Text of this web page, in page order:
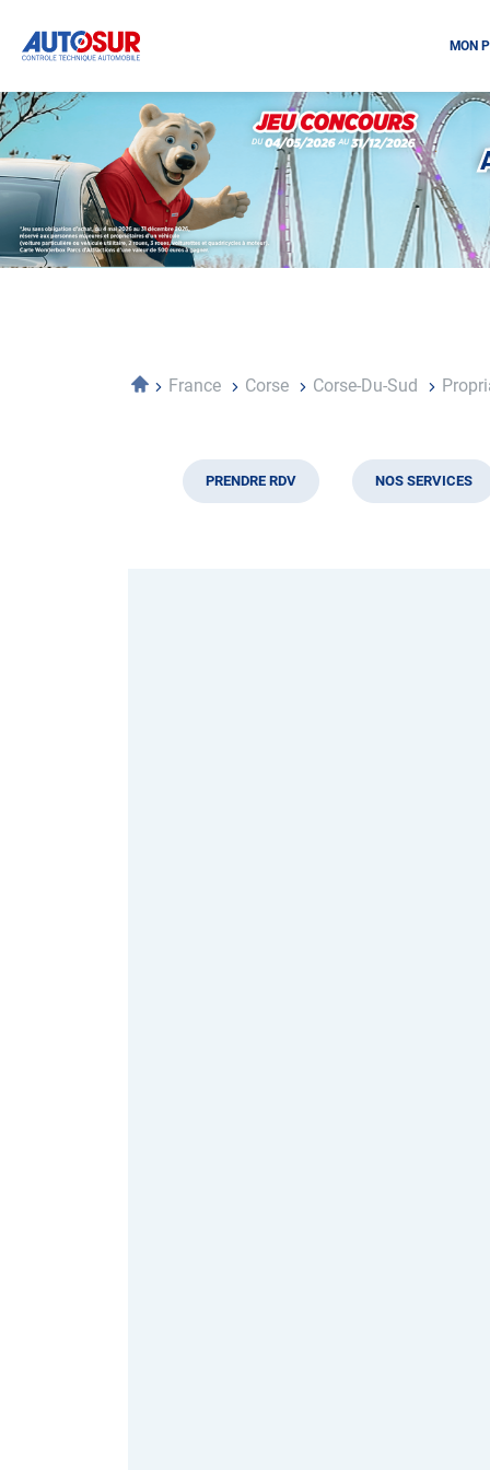
MON
Opération
spéciale
Mai
-
Décembre
2026
Locations
AccueilFrance Corse Corse-Du-Sud
PRENDRE RDV NOS SERVICES